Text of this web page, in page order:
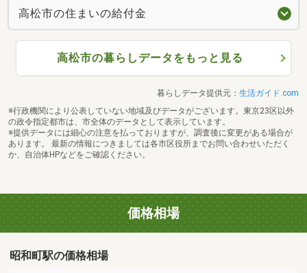
高松市の住まいの給付金
高松市の暮らしデータをもっと見る
暮らしデータ提供元： 生活ガイド.com
※行政機関により公表していない地域及びデータがございます。東京23区以外
の政令指定都市は、市全体のデータとして表示しています。
※提供データには細心の注意を払っておりますが、調査後に変更がある場合が
あります。 最新の情報につきましては各市区役所までお問い合わせいただく
か、自治体HPなどをご確認ください。
価格相場
昭和町駅の価格相場